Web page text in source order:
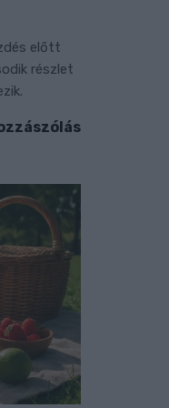
előtt
részlet